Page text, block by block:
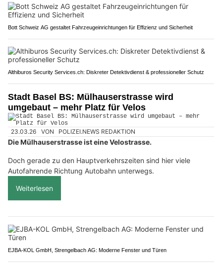
Bott Schweiz AG gestaltet Fahrzeugeinrichtungen für Effizienz und Sicherheit
Althiburos Security Services.ch: Diskreter Detektivdienst & professioneller Schutz
Stadt Basel BS: Mülhauserstrasse wird
umgebaut – mehr Platz für Velos
23.03.26 VON POLIZEI.NEWS REDAKTION
Die Mülhauserstrasse ist eine Velostrasse.
Doch gerade zu den Hauptverkehrszeiten sind hier viele
Autofahrende Richtung Autobahn unterwegs.
Weiterlesen
EJBA-KOL GmbH, Strengelbach AG: Moderne Fenster und Türen